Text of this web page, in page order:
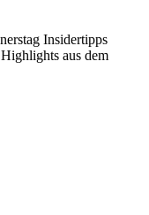
Insidertipps
aus dem